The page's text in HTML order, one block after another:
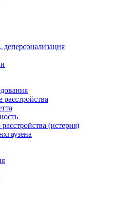
деперсонализация
(истерия)